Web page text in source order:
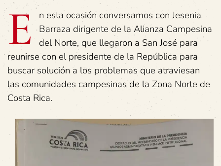
E
n esta ocasión conversamos con Jesenia
Barraza dirigente de la Alianza Campesina
del Norte, que llegaron a San José para
reunirse con el presidente de la República para
buscar solución a los problemas que atraviesan
las comunidades campesinas de la Zona Norte de
Costa Rica.